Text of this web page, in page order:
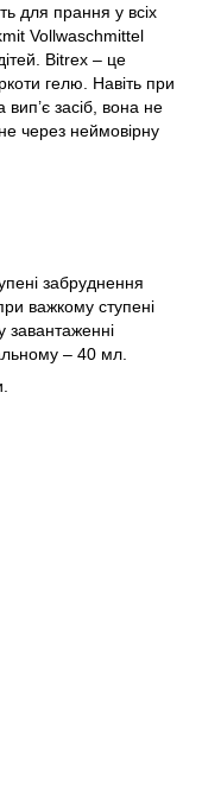
для прання у всіх
Vollwaschmittel
Bitrex – це
гелю. Навіть при
вип’є засіб, вона не
через неймовірну
забруднення
важкому ступені
– 40 мл.